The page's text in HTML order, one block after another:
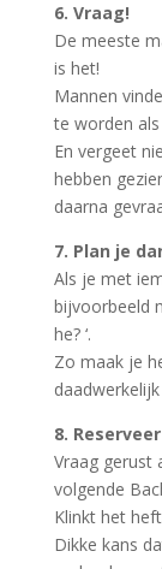
6. Vraag!
De meeste
is het!
Mannen
te worden
En vergeet
hebben
daarna
7. Plan je
Als je met
bijvoorbeeld
he? ‘.
Zo maak je
8.
Vraag gerust
volgende
Klinkt het
Dikke kans